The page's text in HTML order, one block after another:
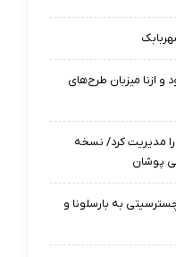
و ازنا میزبان طرح‌های
مدیریت کرد/ نسخه
پوشان
به بارسلونا و